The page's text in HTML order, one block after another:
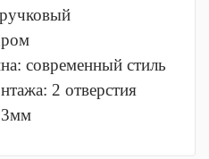
современный стиль
2 отверстия